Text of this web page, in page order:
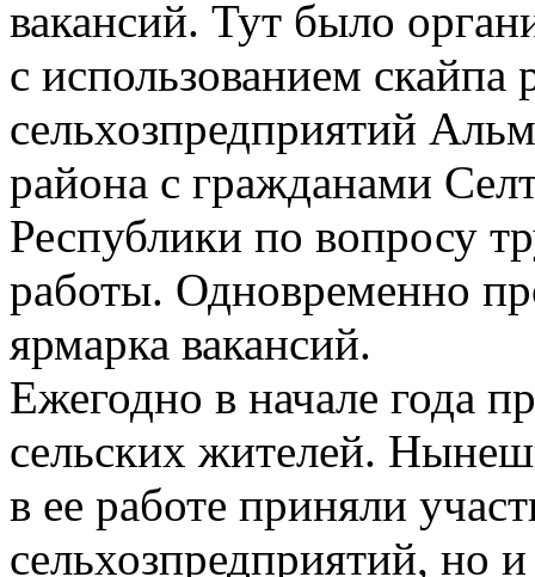
вакансий. Тут было
с использованием скайпа
сельхозпредприятий
района с гражданами
Республики по вопросу
работы. Одновременно
ярмарка вакансий.
Ежегодно в начале года
сельских жителей.
в ее работе приняли
сельхозпредприятий, но